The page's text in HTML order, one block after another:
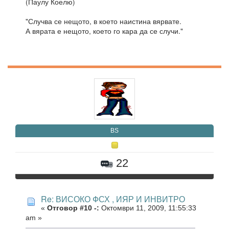
‎"Случва се нещото, в което наистина вярвате.
А вярата е нещото, което го кара да се случи."
BS
22
Re: ВИСОКО ФСХ , ИЯР И ИНВИТРО
« Отговор #10 -: Октомври 11, 2009, 11:55:33
am »